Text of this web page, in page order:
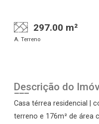
297.00 m²
A. Terreno
Descrição do
Casa térrea residencial |
terreno e 176m² de área